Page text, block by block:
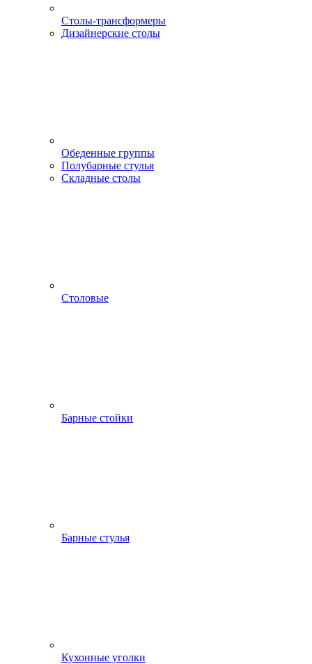
Столы-трансформеры
Дизайнерские столы
Обеденные группы
Полубарные стулья
Складные столы
Столовые
Барные стойки
Барные стулья
Кухонные уголки